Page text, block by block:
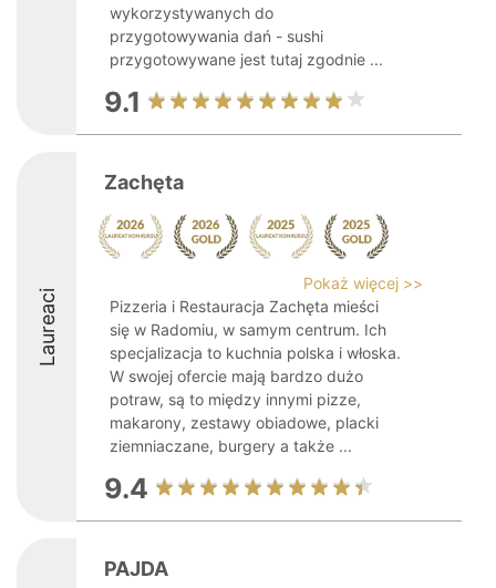
wykorzystywanych do
przygotowywania dań - sushi
przygotowywane jest tutaj zgodnie ...
9.1
Laureaci
Zachęta
Pokaż więcej >>
Pizzeria i Restauracja Zachęta mieści
się w Radomiu, w samym centrum. Ich
specjalizacja to kuchnia polska i włoska.
W swojej ofercie mają bardzo dużo
potraw, są to między innymi pizze,
makarony, zestawy obiadowe, placki
ziemniaczane, burgery a także ...
9.4
PAJDA